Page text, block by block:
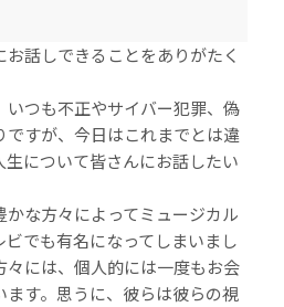
話しできることをありがたく
いつも不正やサイバー犯罪、偽
すが、今日はこれまでとは違
について皆さんにお話したい
な方々によってミュージカル
でも有名になってしまいまし
々には、個人的には一度もお会
ます。思うに、彼らは彼らの視